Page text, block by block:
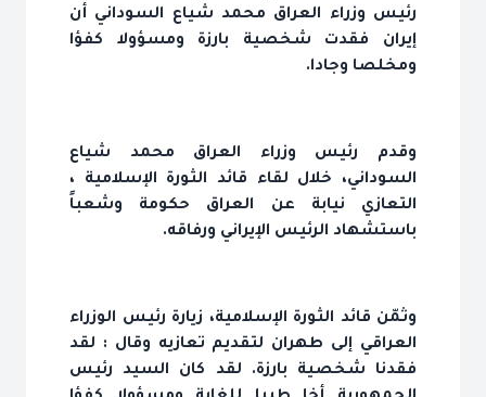
رئيس وزراء العراق محمد شياع السوداني أن
إيران فقدت شخصية بارزة ومسؤولا كفؤا
ومخلصا وجادا.
وقدم رئيس وزراء العراق محمد شياع
السوداني، خلال لقاء قائد الثورة الإسلامية ،
التعازي نيابة عن العراق حكومة وشعباً
باستشهاد الرئيس الإيراني ورفاقه.
وثمّن قائد الثورة الإسلامية، زيارة رئيس الوزراء
العراقي إلى طهران لتقديم تعازيه وقال : لقد
فقدنا شخصية بارزة. لقد كان السيد رئيس